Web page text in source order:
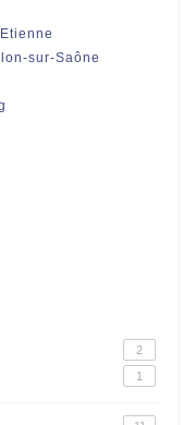
sur-Saône
2
1